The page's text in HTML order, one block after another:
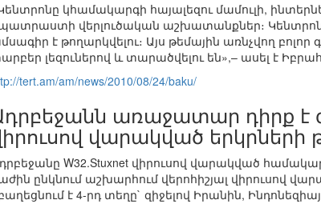
կհամակարգի հայալեզու մամուլի,
վերլուծական աշխատանքներ։
է թողարկվելու։ Այս թեմային առնչվող
լեզուներով և տարածվելու են»,– ասել է
tert.am/am/news/2010/08/24/baku/
առաջատար դիրք է
վարակված երկրների
W32.Stuxnet վիրուսով վարակված
ընկնում աշխարհում վերոհիշյալ վիրուսով
է 4-րդ տեղը` զիջելով Իրանին,